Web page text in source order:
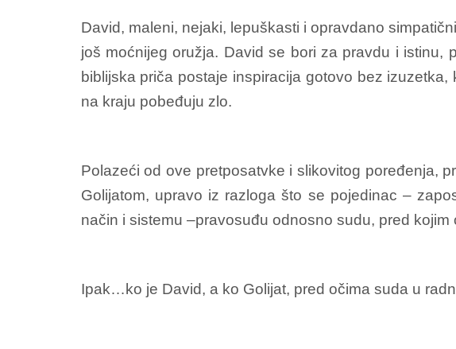
David, maleni, nejaki, lepuškasti i opravdano
još moćnijeg oružja. David se bori za pravdu i istinu,
biblijska priča postaje inspiracija gotovo bez
na kraju pobeđuju zlo.
Polazeći od ove pretposatvke i slikovitog poređenja,
Golijatom, upravo iz razloga što se pojedinac –
način i sistemu –pravosuđu odnosno sudu, pred
Ipak…ko je David, a ko Golijat, pred očima suda u